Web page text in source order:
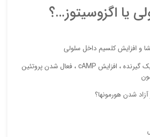
يا اگزوسيتوز…؟
3- ساير موارد: تحريك گيرنده ، افزايش cAMP ، فعال شدن پروتئين
شدن هورمونها؟